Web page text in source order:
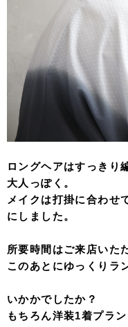
ロングヘアはすっきり
大人っぽく。
メイクは打掛に合わせ
にしました。
所要時間はご来店いた
このあとにゆっくりラ
いかかでしたか？
もちろん洋装1着プラ